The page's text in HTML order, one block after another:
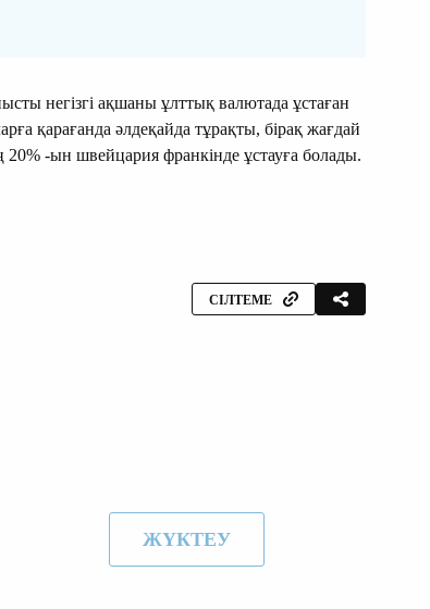
негізгі ақшаны ұлттық валютада ұстаған
қарағанда әлдеқайда тұрақты, бірақ жағдай
20% -ын швейцария франкінде ұстауға болады.
СІЛТЕМЕ
ЖҮКТЕУ